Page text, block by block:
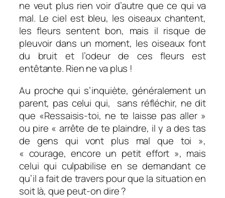
ne veut plus rien voir d’autre que ce qui va
mal. Le ciel est bleu, les oiseaux chantent,
les fleurs sentent bon, mais il risque de
pleuvoir dans un moment, les oiseaux font
du bruit et l’odeur de ces fleurs est
entêtante. Rien ne va plus !
Au proche qui s’inquiète, généralement un
parent, pas celui qui, sans réfléchir, ne dit
que «Ressaisis-toi, ne te laisse pas aller »
ou pire « arrête de te plaindre, il y a des tas
de gens qui vont plus mal que toi »,
« courage, encore un petit effort », mais
celui qui culpabilise en se demandant ce
qu’il a fait de travers pour que la situation en
soit là, que peut-on dire ?